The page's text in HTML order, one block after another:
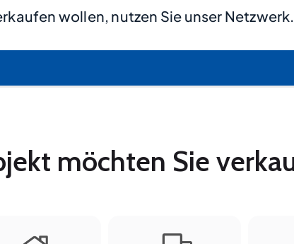
wollen, nutzen Sie unser Netzwerk.